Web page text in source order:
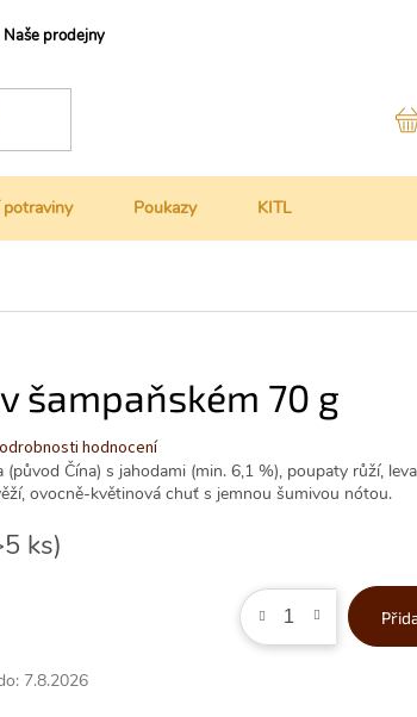
Naše prodejny
Poukazy KITL
šampaňském 70 g
hodnocení
(původ Čína) s jahodami (min. 6,1 %), poupaty růží,
ovocně-květinová chuť s jemnou šumivou nótou.
ks)
7.8.2026